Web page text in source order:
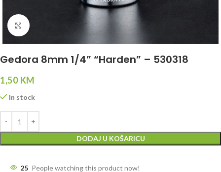
Click to enlarge
Gedora 8mm 1/4” “Harden” – 530318
1,50 KM
In stock
DODAJ U KOŠARICU
25 People watching this product now!